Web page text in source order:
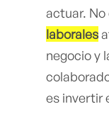
actuar. No
laborales
negocio y
es invertir